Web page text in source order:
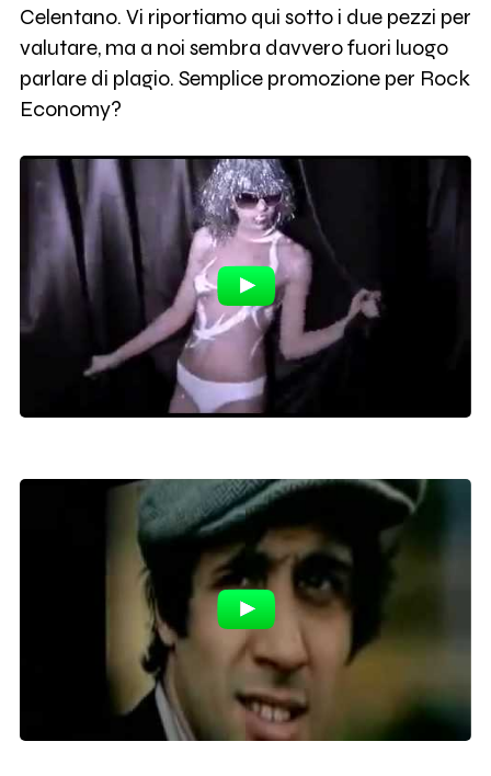
Celentano. Vi riportiamo qui sotto i due pezzi per
valutare, ma a noi sembra davvero fuori luogo
parlare di plagio. Semplice promozione per Rock
Economy?